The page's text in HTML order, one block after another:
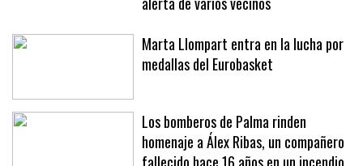
y una oveja en descomposición tras la
alerta de varios vecinos
Marta Llompart entra en la lucha por
Los bomberos de Palma rinden